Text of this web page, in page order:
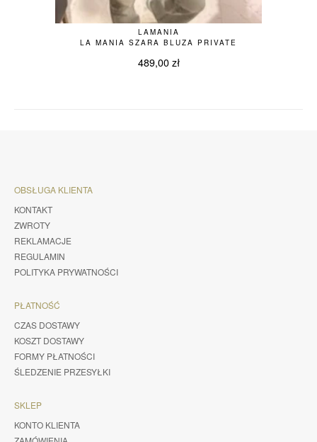
LAMANIA
LA MANIA SZARA BLUZA PRIVATE
489,00 zł
OBSŁUGA KLIENTA
KONTAKT
ZWROTY
REKLAMACJE
REGULAMIN
POLITYKA PRYWATNOŚCI
PŁATNOŚĆ
CZAS DOSTAWY
KOSZT DOSTAWY
FORMY PŁATNOŚCI
ŚLEDZENIE PRZESYŁKI
SKLEP
KONTO KLIENTA